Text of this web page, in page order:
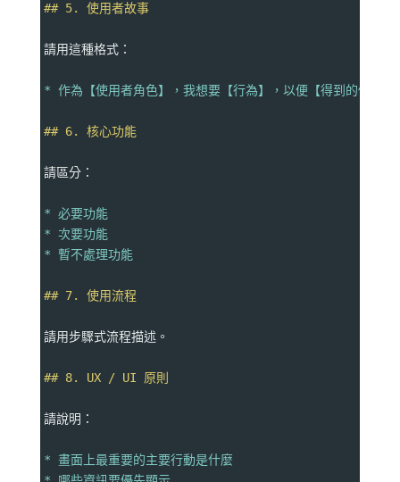
## 5. 使用者故事
請用這種格式：
* 作為【使用者角色】，我想要【行為】，以便【得到的價值】
## 6. 核心功能
請區分：
* 必要功能
* 次要功能
* 暫不處理功能
## 7. 使用流程
請用步驟式流程描述。
## 8. UX / UI 原則
請說明：
* 畫面上最重要的主要行動是什麼